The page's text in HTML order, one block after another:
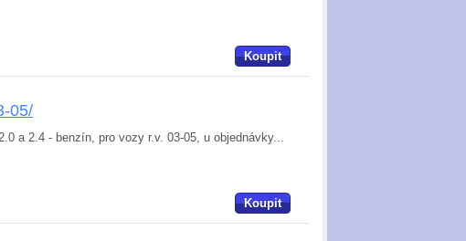
Koupit
05/
a 2.4 - benzín, pro vozy r.v. 03-05, u objednávky...
Koupit